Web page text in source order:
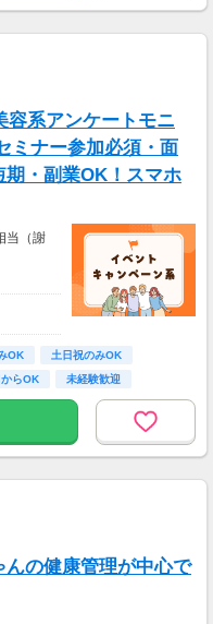
容系アンケートモニ
ミナー参加必須・面
・副業OK！スマホ
当（謝
経て謝
、人気
供あ
OK
土日祝のみOK
らOK
未経験歓迎
の健康管理が中心で